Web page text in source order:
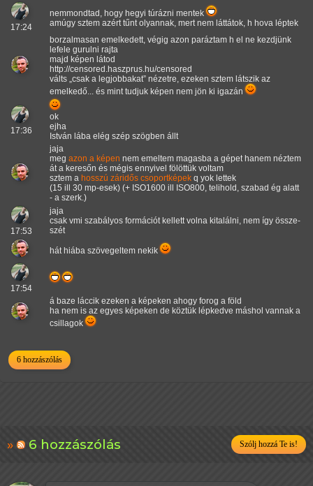
17:24
nemmondtad, hogy hegyi túrázni mentek
amúgy sztem azért tűnt olyannak, mert nem láttátok, h hova léptek
borzalmasan emelkedett, végig azon paráztam h el ne kezdjünk
lefele gurulni rajta
majd képen látod
http://censored.haszprus.hu/censored
válts csak a legjobbakat nézetre, ezeken sztem látszik az
emelkedő... és mint tudjuk képen nem jön ki igazán
17:36
ok
ejha
István lába elég szép szögben állt
jaja
meg azon a képen nem emeltem magasba a gépet hanem néztem
át a keresőn és mégis ennyivel fölöttük voltam
sztem a hosszú záridős csoportképek q yok lettek
(15 ill 30 mp-esek) (+ ISO1600 ill ISO800, telihold, szabad ég alatt
- a szerk.)
17:53
jaja
csak vmi szabályos formációt kellett volna kitalálni, nem így össze-
szét
hát hiába szövegeltem nekik
17:54
á baze láccik ezeken a képeken ahogy forog a föld
ha nem is az egyes képeken de köztük lépkedve máshol vannak a
csillagok
6 hozzászólás
6 hozzászólás Szólj hozzá Te is!